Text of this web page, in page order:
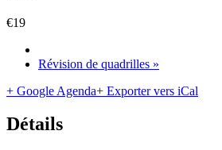
€19
Révision de quadrilles »
+ Google Agenda+ Exporter vers iCal
Détails